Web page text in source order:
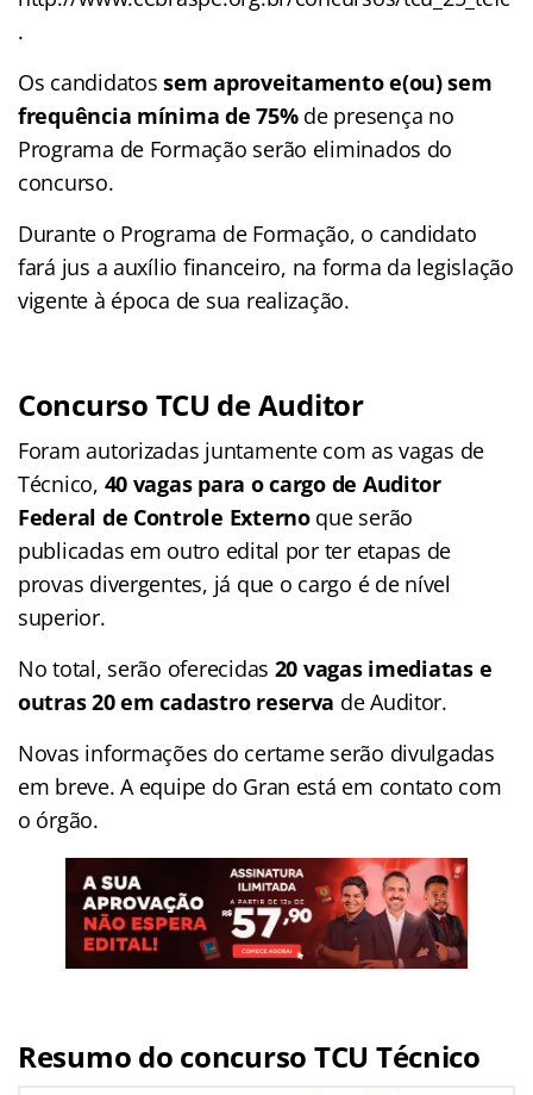
.
Os candidatossem aproveitamento e(ou) sem
frequência mínima de 75%de presença no
Programa de Formação serão eliminados do
concurso.
Durante o Programa de Formação, o candidato
fará jus a auxílio financeiro, na forma da legislação
vigente à época de sua realização.
Concurso TCU de Auditor
Foram autorizadas juntamente com as vagas de
Técnico, 40 vagas para o cargo de Auditor
Federal de Controle Externoque serão
publicadas em outro edital por ter etapas de
provas divergentes, já que o cargo é de nível
superior.
No total, serão oferecidas 20 vagas imediatas e
outras 20 em cadastro reserva de Auditor.
Novas informações do certame serão divulgadas
em breve. A equipe do Gran está em contato com
o órgão.
Resumo do concurso TCU Técnico